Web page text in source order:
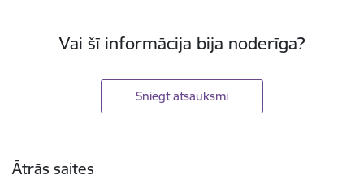
Vai šī informācija bija noderīga?
Sniegt atsauksmi
Ātrās saites